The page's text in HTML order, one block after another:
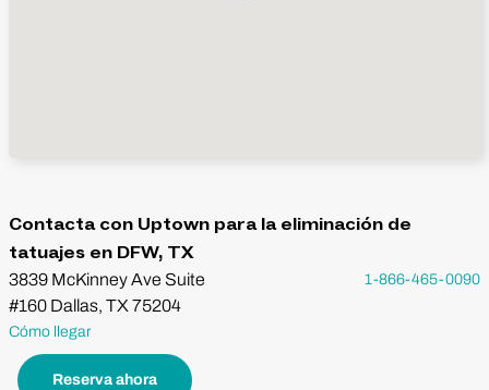
Contacta con Uptown para la eliminación de
tatuajes en DFW, TX
3839 McKinney Ave Suite
#160 Dallas, TX 75204
Cómo llegar
Reserva ahora
1-866-465-0090